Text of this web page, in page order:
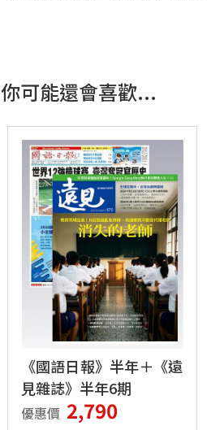
你可能還會喜歡...
《國語日報》半年＋《遠
見雜誌》半年6期
優惠價 2,790